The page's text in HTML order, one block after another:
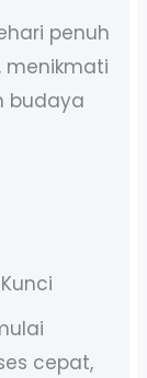
penuh
menikmati
budaya
cepat,